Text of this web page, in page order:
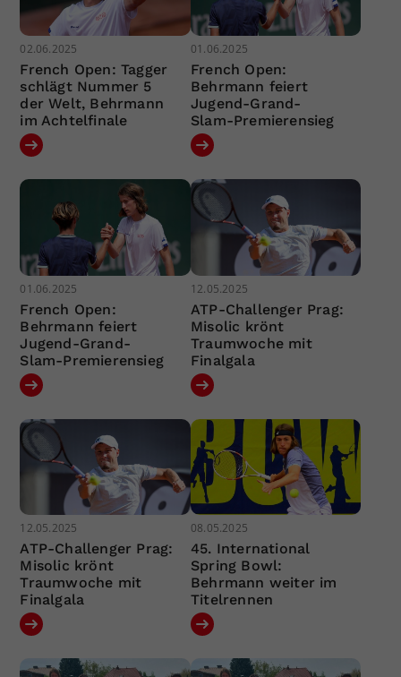
02.06.2025
French Open: Tagger
schlägt Nummer 5
der Welt, Behrmann
im Achtelfinale
01.06.2025
French Open:
Behrmann feiert
Jugend-Grand-
Slam-Premierensieg
01.06.2025
French Open:
Behrmann feiert
Jugend-Grand-
Slam-Premierensieg
12.05.2025
ATP-Challenger Prag:
Misolic krönt
Traumwoche mit
Finalgala
12.05.2025
ATP-Challenger Prag:
Misolic krönt
Traumwoche mit
Finalgala
08.05.2025
45. International
Spring Bowl:
Behrmann weiter im
Titelrennen